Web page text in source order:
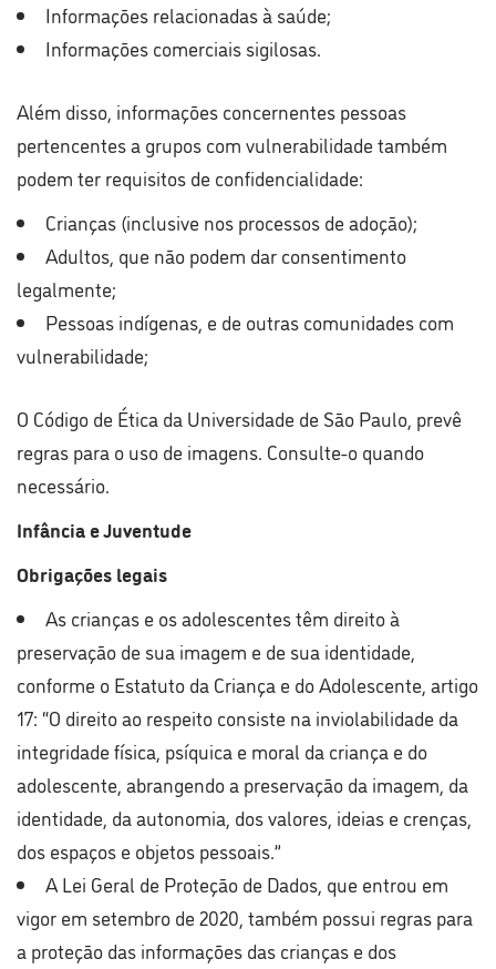
Informações relacionadas à saúde;
Informações comerciais sigilosas.
Além disso, informações concernentes pessoas
pertencentes a grupos com vulnerabilidade também
podem ter requisitos de confidencialidade:
Crianças (inclusive nos processos de adoção);
Adultos, que não podem dar consentimento
legalmente;
Pessoas indígenas, e de outras comunidades com
vulnerabilidade;
O Código de Ética da Universidade de São Paulo, prevê
regras para o uso de imagens. Consulte-o quando
necessário.
Infância e Juventude
Obrigações legais
As crianças e os adolescentes têm direito à
preservação de sua imagem e de sua identidade,
conforme o Estatuto da Criança e do Adolescente, artigo
17: “O direito ao respeito consiste na inviolabilidade da
integridade física, psíquica e moral da criança e do
adolescente, abrangendo a preservação da imagem, da
identidade, da autonomia, dos valores, ideias e crenças,
dos espaços e objetos pessoais.”
A Lei Geral de Proteção de Dados, que entrou em
vigor em setembro de 2020, também possui regras para
a proteção das informações das crianças e dos